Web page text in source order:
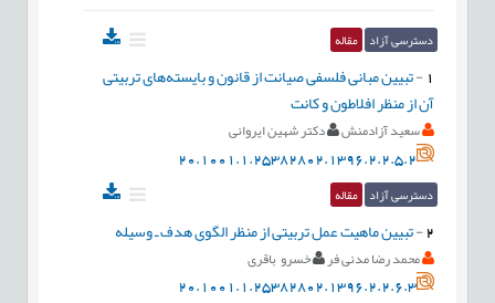
دسترسی آزاد مقاله
-تبیین مبانی فلسفی صیانت از قانون و بایسته‌های تربیتی
آن از منظر افلاطون و کانت
سعید آزادمنش دکتر شهین ایروانی
20.1001.1.25382802.1396.2.2.5.2
دسترسی آزاد مقاله
2
-تبیین ماهیت عمل تربیتی از منظر الگوی هدف ـ وسیله
محمد رضا مدنی فر خسرو باقری
20.1001.1.25382802.1396.2.2.6.3